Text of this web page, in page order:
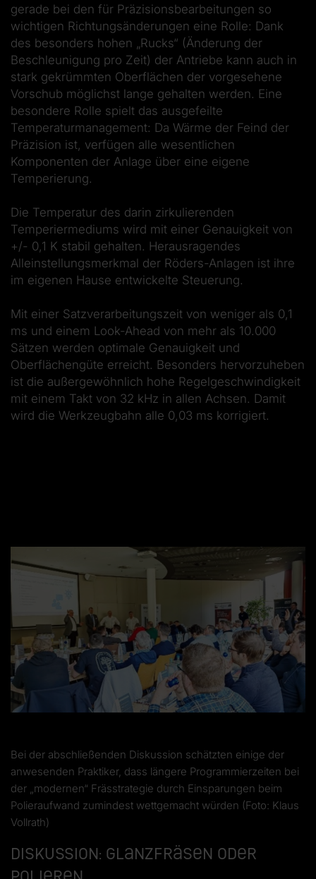
gerade bei den für Präzisionsbearbeitungen so
wichtigen Richtungsänderungen eine Rolle: Dank
des besonders hohen „Rucks“ (Änderung der
Beschleunigung pro Zeit) der Antriebe kann auch in
stark gekrümmten Oberflächen der vorgesehene
Vorschub möglichst lange gehalten werden. Eine
besondere Rolle spielt das ausgefeilte
Temperaturmanagement: Da Wärme der Feind der
Präzision ist, verfügen alle wesentlichen
Komponenten der Anlage über eine eigene
Temperierung.
Die Temperatur des darin zirkulierenden
Temperiermediums wird mit einer Genauigkeit von
+/- 0,1 K stabil gehalten. Herausragendes
Alleinstellungsmerkmal der Röders-Anlagen ist ihre
im eigenen Hause entwickelte Steuerung.
Mit einer Satzverarbeitungszeit von weniger als 0,1
ms und einem Look-Ahead von mehr als 10.000
Sätzen werden optimale Genauigkeit und
Oberflächengüte erreicht. Besonders hervorzuheben
ist die außergewöhnlich hohe Regelgeschwindigkeit
mit einem Takt von 32 kHz in allen Achsen. Damit
wird die Werkzeugbahn alle 0,03 ms korrigiert.
Bei der abschließenden Diskussion schätzten einige der
anwesenden Praktiker, dass längere Programmierzeiten bei
der „modernen“ Frässtrategie durch Einsparungen beim
Polieraufwand zumindest wettgemacht würden (Foto: Klaus
Vollrath)
Diskussion: Glanzfräsen oder